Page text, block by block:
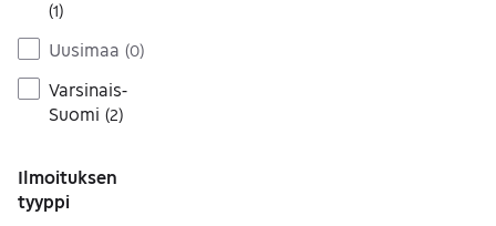
(1)
Uusimaa (0)
Varsinais-
Suomi (2)
Ilmoituksen
tyyppi